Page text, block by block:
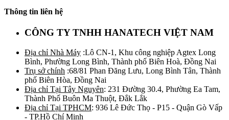
Thông tin liên hệ
CÔNG TY TNHH HANATECH VIỆT NAM
Địa chỉ Nhà Máy :Lô CN-1, Khu công nghiệp Agtex Long
Bình, Phường Long Bình, Thành phố Biên Hoà, Đồng Nai
Trụ sở chính :68/81 Phan Đăng Lưu, Long Bình Tân, Thành
phố Biên Hòa, Đồng Nai
Địa chỉ Tại Tây Nguyên: 231 Đường 30.4, Phường Ea Tam,
Thành Phố Buôn Ma Thuột, Đắk Lắk
Địa chỉ Tại TPHCM: 936 Lê Đức Thọ - P15 - Quận Gò Vấp
- TP.Hồ Chí Minh